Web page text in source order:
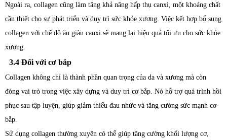
Ngoài ra, collagen cũng làm tăng khả năng hấp thụ canxi, một khoáng chất
cần thiết cho sự phát triển và duy trì sức khỏe xương. Việc kết hợp bổ sung
collagen với chế độ ăn giàu canxi sẽ mang lại hiệu quả tối ưu cho sức khỏe
xương.
3.4 Đối với cơ bắp
Collagen không chỉ là thành phần quan trọng của da và xương mà còn
đóng vai trò trong việc xây dựng và duy trì cơ bắp. Nó hỗ trợ quá trình hồi
phục sau tập luyện, giúp giảm thiểu đau nhức và tăng cường sức mạnh cơ
bắp.
Sử dụng collagen thường xuyên có thể giúp tăng cường khối lượng cơ,